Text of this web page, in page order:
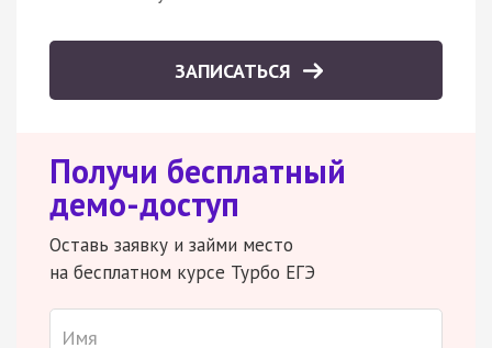
ЗАПИСАТЬСЯ
Получи бесплатный
демо-доступ
Оставь заявку и займи место
на бесплатном курсе Турбо ЕГЭ